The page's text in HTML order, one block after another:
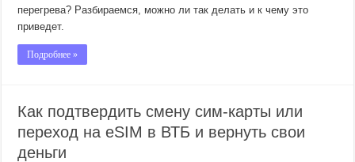
перегрева? Разбираемся, можно ли так делать и к чему это
приведет.
Подробнее »
Как подтвердить смену сим-карты или
переход на eSIM в ВТБ и вернуть свои
деньги